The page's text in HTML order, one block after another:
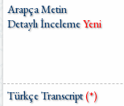
Arapça Metin
Detaylı İncelemeYeni
Türkçe Transcript(*)